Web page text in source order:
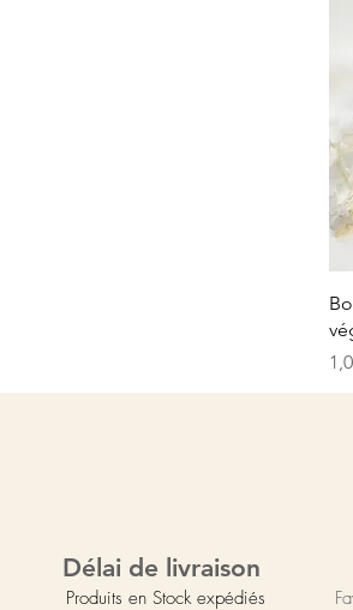
Délai de livraison
Produits en Stock expédiés